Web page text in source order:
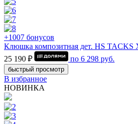
+1007 бонусов
Клюшка композитная дет. HS
25 190 ₽
по 6 298 руб.
быстрый просмотр
В избранное
НОВИНКА